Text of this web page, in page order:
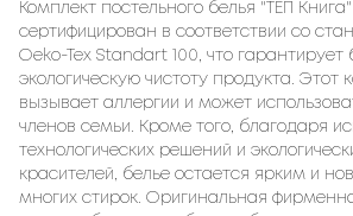
Комплект постельного белья "ТЕП
сертифицирован в соответствии со
Oeko-Tex Standart 100, что гарантирует
экологическую чистоту продукта. Этот
вызывает аллергии и может
членов семьи. Кроме того, благодаря
технологических решений и
красителей, белье остается ярким и
многих стирок. Оригинальная